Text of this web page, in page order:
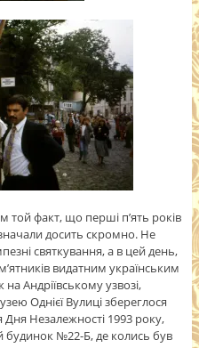
той факт, що перші п’ять років
досить скромно. Не
святкування, а в цей день,
видатним українським
Андріївському узвозі,
Однієї Вулиці збереглося
Дня Незалежності 1993 року,
будинок №22-Б, де колись був